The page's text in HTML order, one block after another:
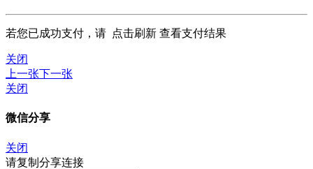
若您已成功支付，请 点击刷新 查看支付结果
关闭
上一张下一张
关闭
微信分享
关闭
请复制分享连接